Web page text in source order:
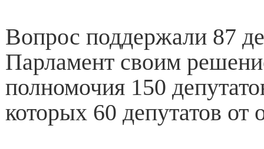
Вопрос поддержали 87
Парламент своим
полномочия 150
которых 60 депутатов от